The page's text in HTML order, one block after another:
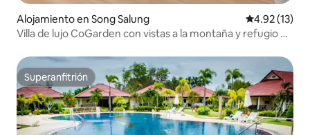
Alojamiento en Song Salung Calificación
4.92 (13)
Villa de lujo CoGarden con vistas a la montaña y refugio en
Superanfitrión
Superanfitrión